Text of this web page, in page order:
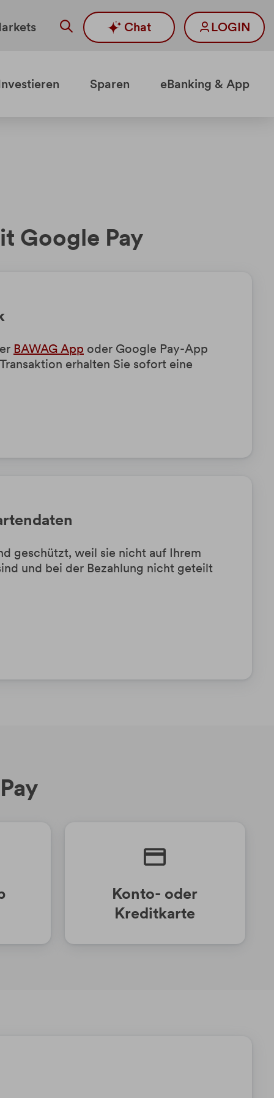
Chat LOGIN
Sparen eBanking & App
Google Pay
BAWAG App oder Google Pay-App
erhalten Sie sofort eine
geschützt, weil sie nicht auf Ihrem
und bei der Bezahlung nicht geteilt
Konto- oder
Kreditkarte